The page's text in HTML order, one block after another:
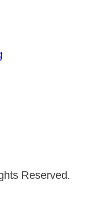
Reserved.